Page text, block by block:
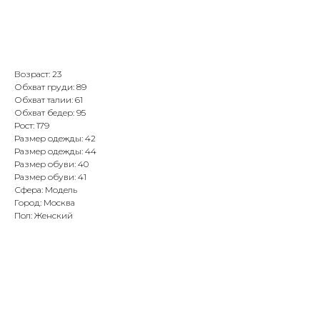
Возраст: 23
Обхват груди: 89
Обхват талии: 61
Обхват бедер: 95
Рост: 179
Размер одежды: 42
Размер одежды: 44
Размер обуви: 40
Размер обуви: 41
Сфера: Модель
Город: Москва
Пол: Женский